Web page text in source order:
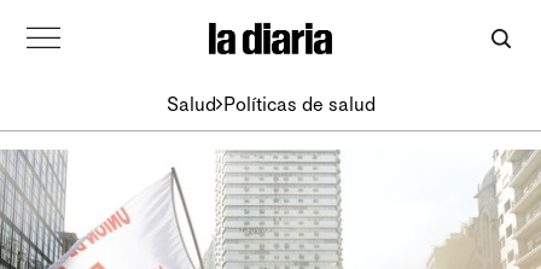
Salud Políticas de salud